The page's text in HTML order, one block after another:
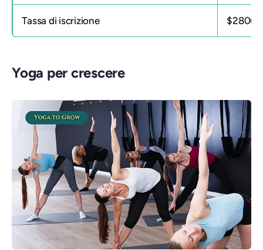
Tassa di iscrizione $2800
Yoga per crescere